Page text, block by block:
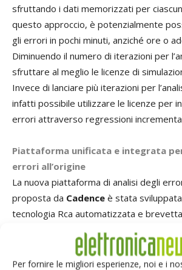
Per fornire le migliori esperienze, noi e i
sfruttando i dati memorizzati per
questo approccio, è potenzialmente
gli errori in pochi minuti, anziché ore o
Diminuendo il numero di iterazioni per
sfruttare al meglio le licenze di
Invece di lanciare più iterazioni per
infatti possibile utilizzare le licenze per
errori attraverso regressioni
Piattaforma unificata e integrata
errori all’origine
La nuova piattaforma di analisi degli
proposta da Cadence è stata
tecnologia Rca automatizzata e
cattura Big Data. Rispetto ai metodi di
che operano a livello di segnale o di
aumenta il livello di astrazione arrivando